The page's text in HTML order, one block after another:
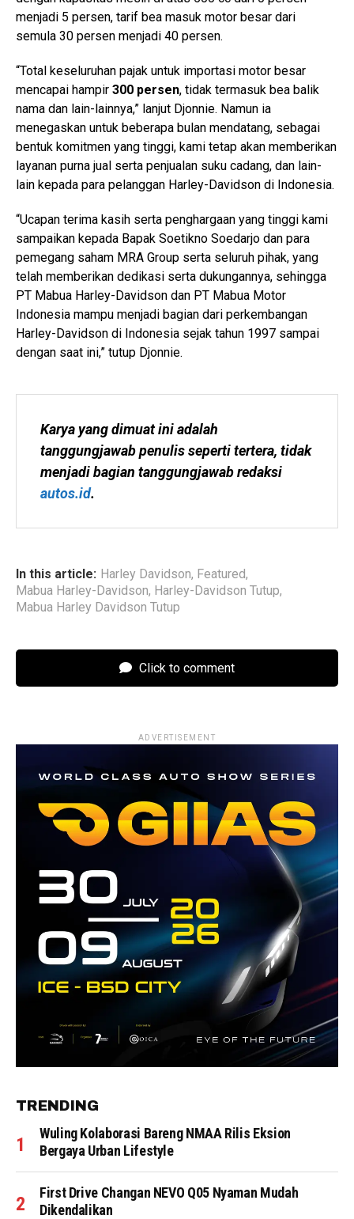
menjadi 5 persen, tarif bea masuk motor besar dari
semula 30 persen menjadi 40 persen.
“Total keseluruhan pajak untuk importasi motor besar
mencapai hampir 300 persen, tidak termasuk bea balik
nama dan lain-lainnya,” lanjut Djonnie. Namun ia
menegaskan untuk beberapa bulan mendatang, sebagai
bentuk komitmen yang tinggi, kami tetap akan memberikan
layanan purna jual serta penjualan suku cadang, dan lain-
lain kepada para pelanggan Harley-Davidson di Indonesia.
“Ucapan terima kasih serta penghargaan yang tinggi kami
sampaikan kepada Bapak Soetikno Soedarjo dan para
pemegang saham MRA Group serta seluruh pihak, yang
telah memberikan dedikasi serta dukungannya, sehingga
PT Mabua Harley-Davidson dan PT Mabua Motor
Indonesia mampu menjadi bagian dari perkembangan
Harley-Davidson di Indonesia sejak tahun 1997 sampai
dengan saat ini,” tutup Djonnie.
Karya yang dimuat ini adalah
tanggungjawab penulis seperti tertera, tidak
autos.id.
In this article: Harley Davidson, Featured,
Mabua Harley-Davidson, Harley-Davidson Tutup,
Mabua Harley Davidson Tutup
Click to comment
ADVERTISEMENT
TRENDING
Wuling Kolaborasi Bareng NMAA Rilis Eksion
Bergaya Urban Lifestyle
First Drive Changan NEVO Q05 Nyaman Mudah
Dikendalikan